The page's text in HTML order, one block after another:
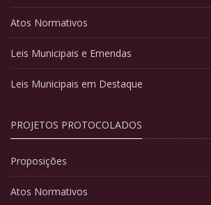
Atos Normativos
Leis Municipais e Emendas
Leis Municipais em Destaque
PROJETOS PROTOCOLADOS
Proposições
Atos Normativos